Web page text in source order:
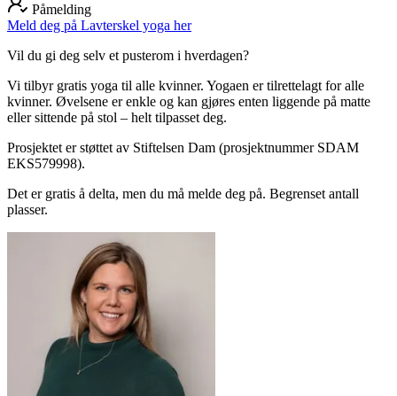
Påmelding
Meld deg på Lavterskel yoga her
Vil du gi deg selv et pusterom i hverdagen?
Vi tilbyr gratis yoga til alle kvinner. Yogaen er tilrettelagt for alle
kvinner. Øvelsene er enkle og kan gjøres enten liggende på matte
eller sittende på stol – helt tilpasset deg.
Prosjektet er støttet av Stiftelsen Dam (prosjektnummer SDAM
EKS579998).
Det er gratis å delta, men du må melde deg på. Begrenset antall
plasser.